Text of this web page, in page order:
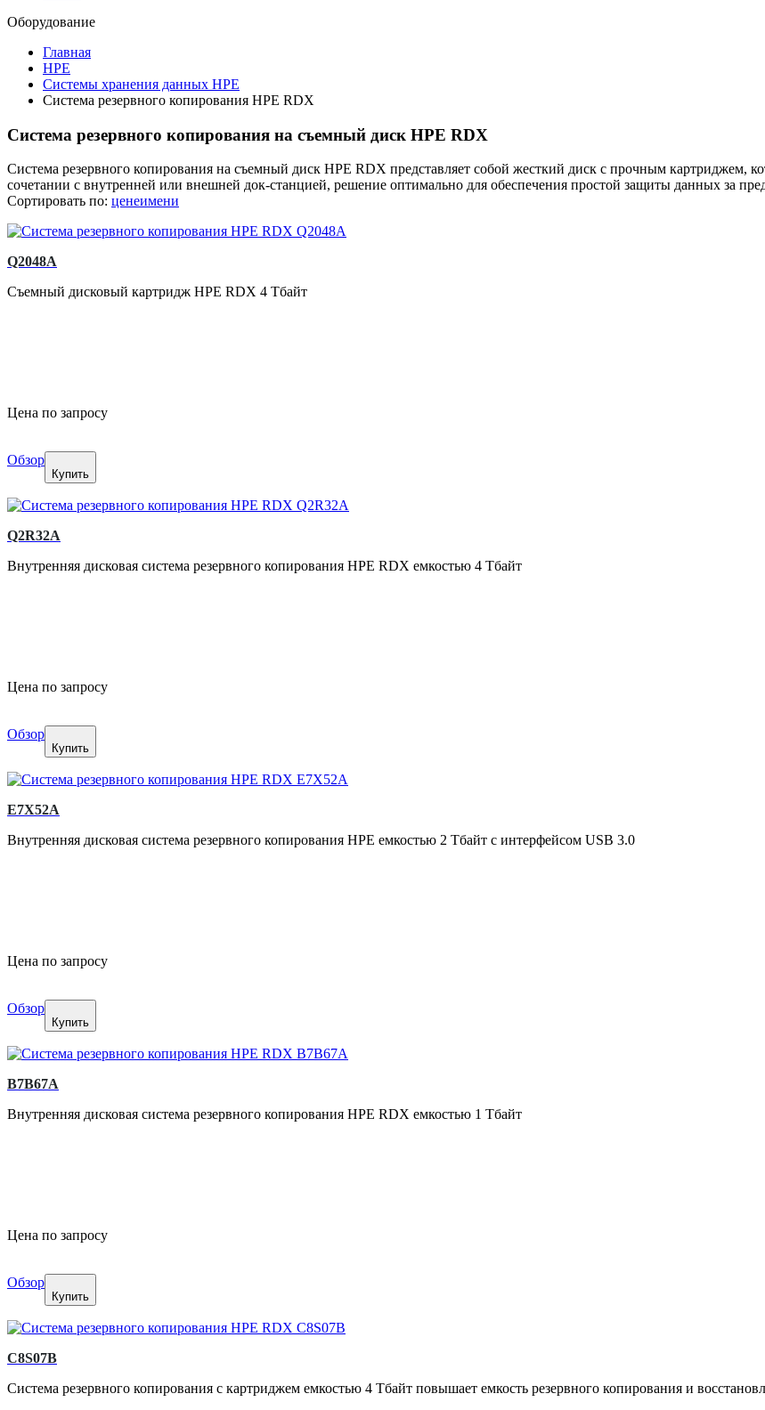
Оборудование
Главная
HPE
Системы хранения данных HPE
Система резервного копирования HPE RDX
Система резервного копирования на съемный диск HPE RDX
Система резервного копирования на съемный диск HPE RDX представляет собой жесткий диск с прочным картриджем,
сочетании с внутренней или внешней док-станцией, решение оптимально для обеспечения простой защиты данных за
Сортировать по: ценеимени
Q2048A
Съемный дисковый картридж HPE RDX 4 Тбайт
Цена по запросу
Обзор
Купить
Q2R32A
Внутренняя дисковая система резервного копирования HPE RDX емкостью 4 Тбайт
Цена по запросу
Обзор
Купить
E7X52A
Внутренняя дисковая система резервного копирования HPE емкостью 2 Тбайт с интерфейсом USB 3.0
Цена по запросу
Обзор
Купить
B7B67A
Внутренняя дисковая система резервного копирования HPE RDX емкостью 1 Тбайт
Цена по запросу
Обзор
Купить
C8S07B
Система резервного копирования с картриджем емкостью 4 Тбайт повышает емкость резервного копирования и